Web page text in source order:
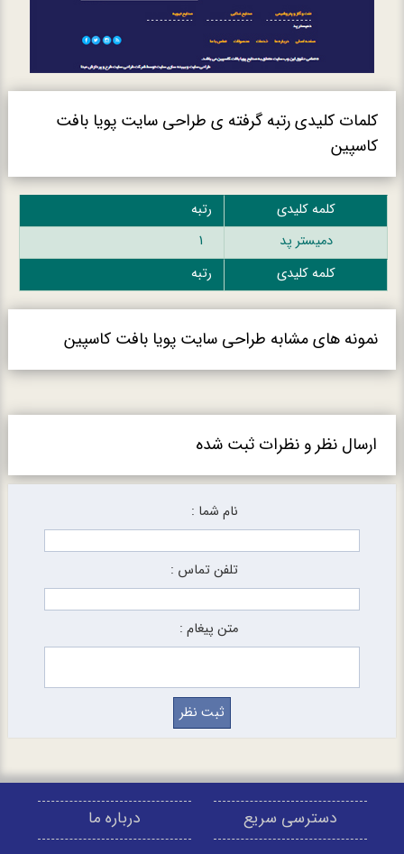
کلمات کلیدی رتبه گرفته ی طراحی سایت پویا بافت
کاسپین
کلمه کلیدی
رتبه
دمیستر پد
1
کلمه کلیدی
رتبه
نمونه های مشابه طراحی سایت پویا بافت کاسپین
ارسال نظر و نظرات ثبت شده
نام شما :
تلفن تماس :
متن پیغام :
دسترسی سریع درباره ما